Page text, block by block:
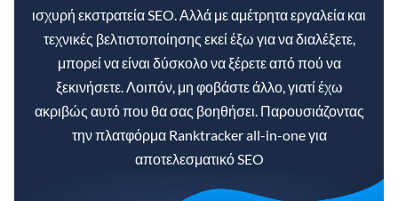
ισχυρή εκστρατεία SEO. Αλλά με αμέτρητα εργαλεία και
τεχνικές βελτιστοποίησης εκεί έξω για να διαλέξετε,
μπορεί να είναι δύσκολο να ξέρετε από πού να
ξεκινήσετε. Λοιπόν, μη φοβάστε άλλο, γιατί έχω
ακριβώς αυτό που θα σας βοηθήσει. Παρουσιάζοντας
την πλατφόρμα Ranktracker all-in-one για
αποτελεσματικό SEO